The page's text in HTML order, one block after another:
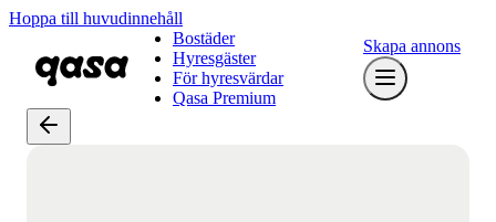
Hoppa till huvudinnehåll
Bostäder
Hyresgäster
För hyresvärdar
Qasa Premium
Skapa annons